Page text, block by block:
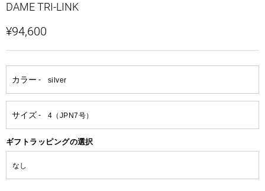
DAME TRI-LINK
¥94,600
ギフトラッピングの選択